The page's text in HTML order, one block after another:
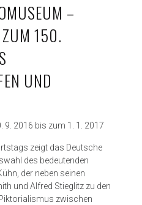
–
150.
UND
2016 bis zum 1. 1. 2017
zeigt das Deutsche
des bedeutenden
der neben seinen
und Alfred Stieglitz zu den
zwischen